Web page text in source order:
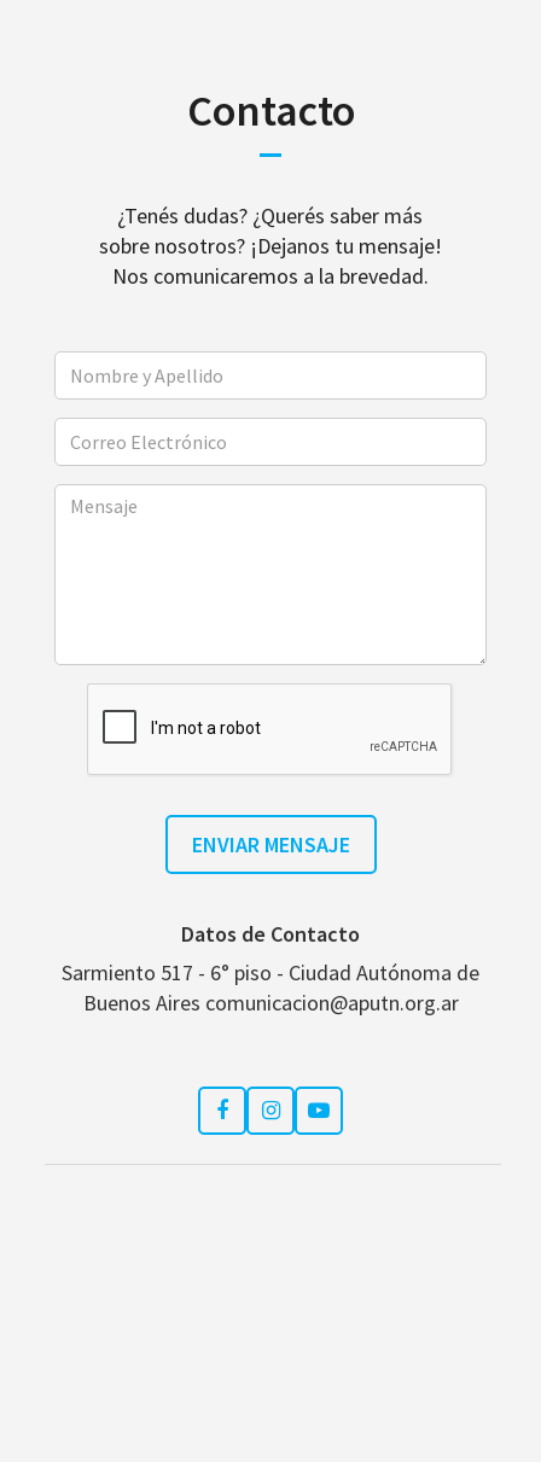
Contacto
¿Tenés dudas? ¿Querés saber más
sobre nosotros? ¡Dejanos tu mensaje!
Nos comunicaremos a la brevedad.
Datos de Contacto
Sarmiento 517 - 6° piso - Ciudad Autónoma de
Buenos Aires comunicacion@aputn.org.ar